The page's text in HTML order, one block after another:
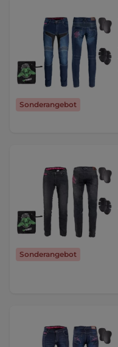
Sonderangebot
Sonderangebot